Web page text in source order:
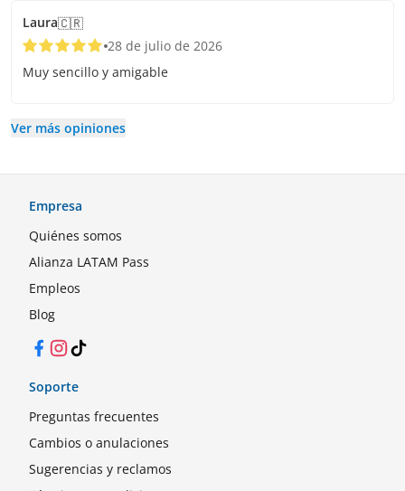
Laura🇨🇷
28 de julio de 2026
Muy sencillo y amigable
Ver más opiniones
Empresa
Quiénes somos
Alianza LATAM Pass
Empleos
Blog
Facebook
Instagram
TikTok
Soporte
Preguntas frecuentes
Cambios o anulaciones
Sugerencias y reclamos